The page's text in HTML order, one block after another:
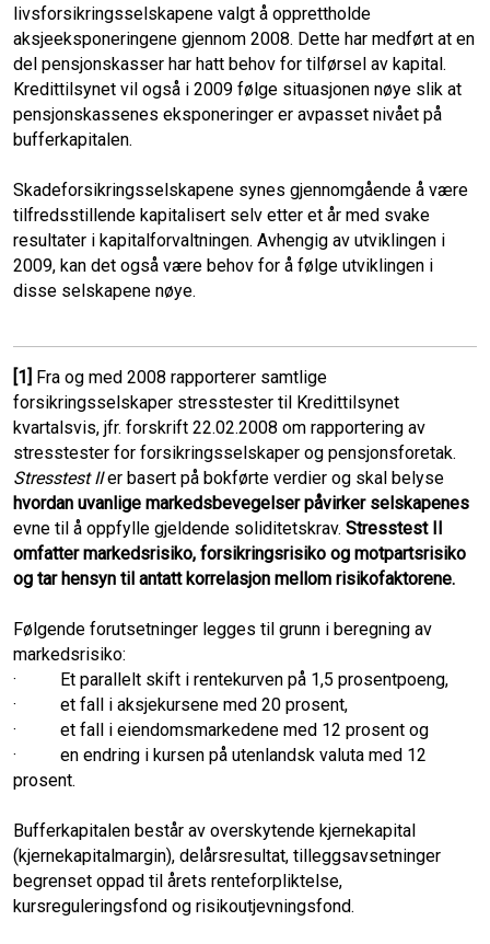
livsforsikringsselskapene valgt å opprettholde
aksjeeksponeringene gjennom 2008. Dette har medført at en
del pensjonskasser har hatt behov for tilførsel av kapital.
Kredittilsynet vil også i 2009 følge situasjonen nøye slik at
pensjonskassenes eksponeringer er avpasset nivået på
bufferkapitalen.
Skadeforsikringsselskapene synes gjennomgående å være
tilfredsstillende kapitalisert selv etter et år med svake
resultater i kapitalforvaltningen. Avhengig av utviklingen i
2009, kan det også være behov for å følge utviklingen i
disse selskapene nøye.
[1] Fra og med 2008 rapporterer samtlige
forsikringsselskaper stresstester til Kredittilsynet
kvartalsvis, jfr. forskrift 22.02.2008 om rapportering av
stresstester for forsikringsselskaper og pensjonsforetak.
Stresstest IIer basert på bokførte verdier og skal belyse
hvordan uvanlige markedsbevegelser påvirker selskapenes
evne til å oppfylle gjeldende soliditetskrav. Stresstest II
omfatter markedsrisiko, forsikringsrisiko og motpartsrisiko
og tar hensyn til antatt korrelasjon mellom risikofaktorene.
Følgende forutsetninger legges til grunn i beregning av
markedsrisiko:
·
Et parallelt skift i rentekurven på 1,5 prosentpoeng,
·
et fall i aksjekursene med 20 prosent,
·
et fall i eiendomsmarkedene med 12 prosent og
·
en endring i kursen på utenlandsk valuta med 12
prosent.
Bufferkapitalen består av overskytende kjernekapital
(kjernekapitalmargin), delårsresultat, tilleggsavsetninger
begrenset oppad til årets renteforpliktelse,
kursreguleringsfond og risikoutjevningsfond.